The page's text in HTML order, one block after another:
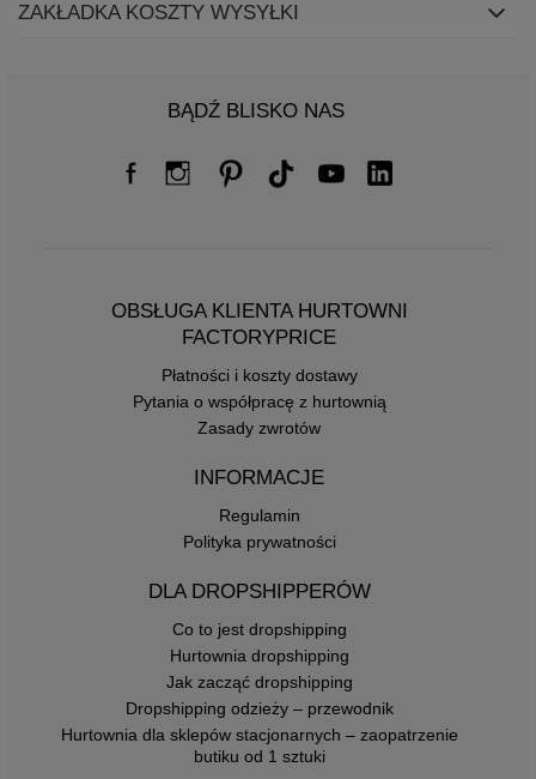
ZAKŁADKA KOSZTY WYSYŁKI
BĄDŹ BLISKO NAS
OBSŁUGA KLIENTA HURTOWNI
FACTORYPRICE
Płatności i koszty dostawy
Pytania o współpracę z hurtownią
Zasady zwrotów
INFORMACJE
Regulamin
Polityka prywatności
DLA DROPSHIPPERÓW
Co to jest dropshipping
Hurtownia dropshipping
Jak zacząć dropshipping
Dropshipping odzieży – przewodnik
Hurtownia dla sklepów stacjonarnych – zaopatrzenie
butiku od 1 sztuki